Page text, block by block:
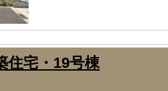
住宅・19号棟